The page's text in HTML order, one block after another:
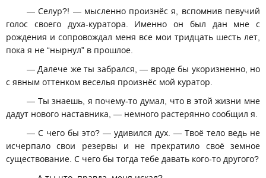
— Селур?! — мысленно произнёс я, вспомнив певучий
голос своего духа-куратора. Именно он был дан мне с
рождения и сопровождал меня все мои тридцать шесть лет,
пока я не “нырнул” в прошлое.
— Далече же ты забрался, — вроде бы укоризненно, но
с явным оттенком веселья произнёс мой куратор.
— Ты знаешь, я почему-то думал, что в этой жизни мне
дадут нового наставника, — немного растерянно сообщил я.
— С чего бы это? — удивился дух. — Твоё тело ведь не
исчерпало свои резервы и не прекратило своё земное
существование. С чего бы тогда тебе давать кого-то другого?